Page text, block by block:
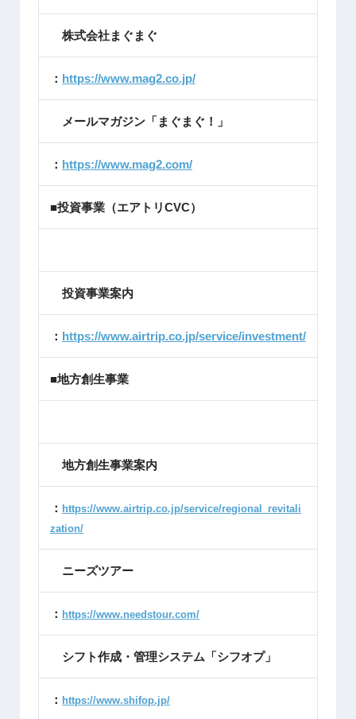
株式会社まぐまぐ
： https://www.mag2.co.jp/
メールマガジン「まぐまぐ！」
： https://www.mag2.com/
■投資事業（エアトリCVC）
投資事業案内
： https://www.airtrip.co.jp/service/investment/
■地方創生事業
地方創生事業案内
： https://www.airtrip.co.jp/service/regional_revitali
zation/
ニーズツアー
： https://www.needstour.com/
シフト作成・管理システム「シフオプ」
： https://www.shifop.jp/